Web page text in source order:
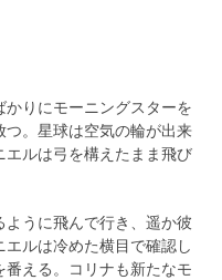
りにモーニングスターを
。星球は空気の輪が出来
エルは弓を構えたまま飛び
うに飛んで行き、遥か彼
ルは冷めた横目で確認し
える。コリナも新たなモ